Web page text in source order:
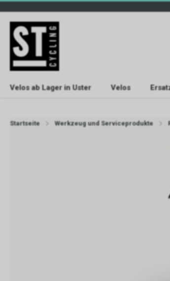
Velos ab Lager in Uster Velos
Startseite Werkzeug und Serviceprodukte